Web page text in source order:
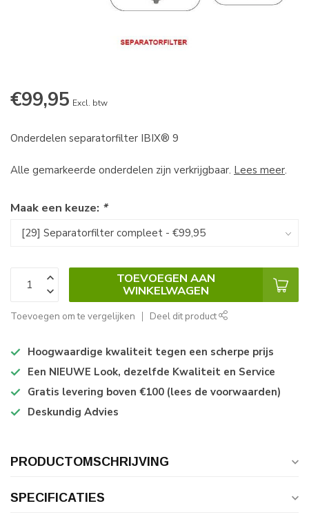
€99,95 Excl. btw
Onderdelen separatorfilter IBIX® 9
Alle gemarkeerde onderdelen zijn verkrijgbaar. Lees meer.
Maak een keuze: *
TOEVOEGEN AAN
WINKELWAGEN
Toevoegen om te vergelijken Deel dit product
Hoogwaardige kwaliteit tegen een scherpe prijs
Een NIEUWE Look, dezelfde Kwaliteit en Service
Gratis levering boven €100 (lees de voorwaarden)
Deskundig Advies
PRODUCTOMSCHRIJVING
SPECIFICATIES